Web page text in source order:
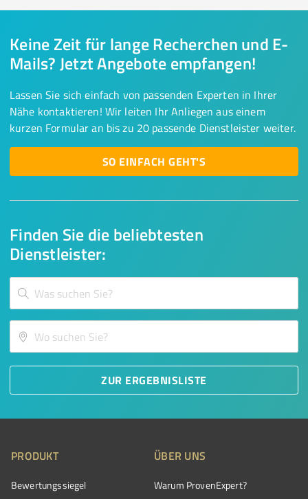
Finden Sie die beliebtesten
Dienstleister:
ZUR ERGEBNISLISTE
Keine Zeit für lange Recherchen und E-
Mails? Jetzt Angebote empfangen!
Lassen Sie sich einfach von passenden Experten in Ihrer
Nähe kontaktieren! Wir leiten Ihr Anliegen aus einem
kurzen Formular an bis zu 20 passende Dienstleister weiter.
SO EINFACH GEHT'S
PRODUKT
Bewertungssiegel
ÜBER UNS
Warum ProvenExpert?